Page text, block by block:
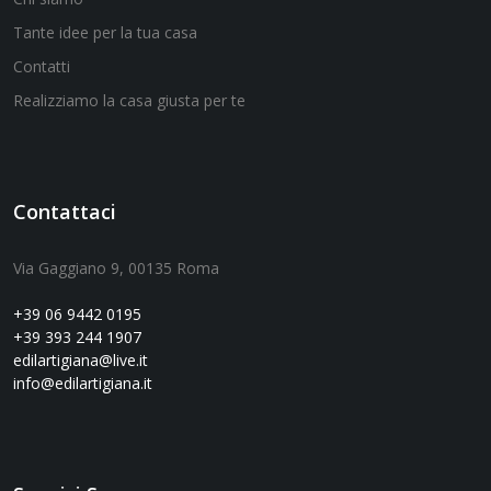
Tante idee per la tua casa
Contatti
Realizziamo la casa giusta per te
Contattaci
Via Gaggiano 9, 00135 Roma
+39 06 9442 0195
+39 393 244 1907
edilartigiana@live.it
info@edilartigiana.it